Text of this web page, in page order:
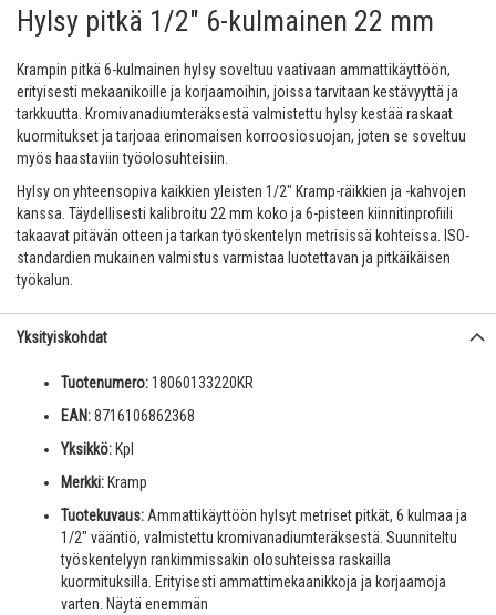
Hylsy pitkä 1/2" 6-kulmainen 22 mm
Krampin pitkä 6-kulmainen hylsy soveltuu vaativaan ammattikäyttöön,
erityisesti mekaanikoille ja korjaamoihin, joissa tarvitaan kestävyyttä ja
tarkkuutta. Kromivanadiumteräksestä valmistettu hylsy kestää raskaat
kuormitukset ja tarjoaa erinomaisen korroosiosuojan, joten se soveltuu
myös haastaviin työolosuhteisiin.
Hylsy on yhteensopiva kaikkien yleisten 1/2" Kramp-räikkien ja -kahvojen
kanssa. Täydellisesti kalibroitu 22 mm koko ja 6-pisteen kiinnitinprofiili
takaavat pitävän otteen ja tarkan työskentelyn metrisissä kohteissa. ISO-
standardien mukainen valmistus varmistaa luotettavan ja pitkäikäisen
työkalun.
Yksityiskohdat
Tuotenumero:18060133220KR
EAN:8716106862368
Yksikkö: Kpl
Merkki: Kramp
Tuotekuvaus:Ammattikäyttöön hylsyt metriset pitkät, 6 kulmaa ja
1/2" vääntiö, valmistettu kromivanadiumteräksestä. Suunniteltu
työskentelyyn rankimmissakin olosuhteissa raskailla
kuormituksilla. Erityisesti ammattimekaanikkoja ja korjaamoja
varten. Näytä enemmän